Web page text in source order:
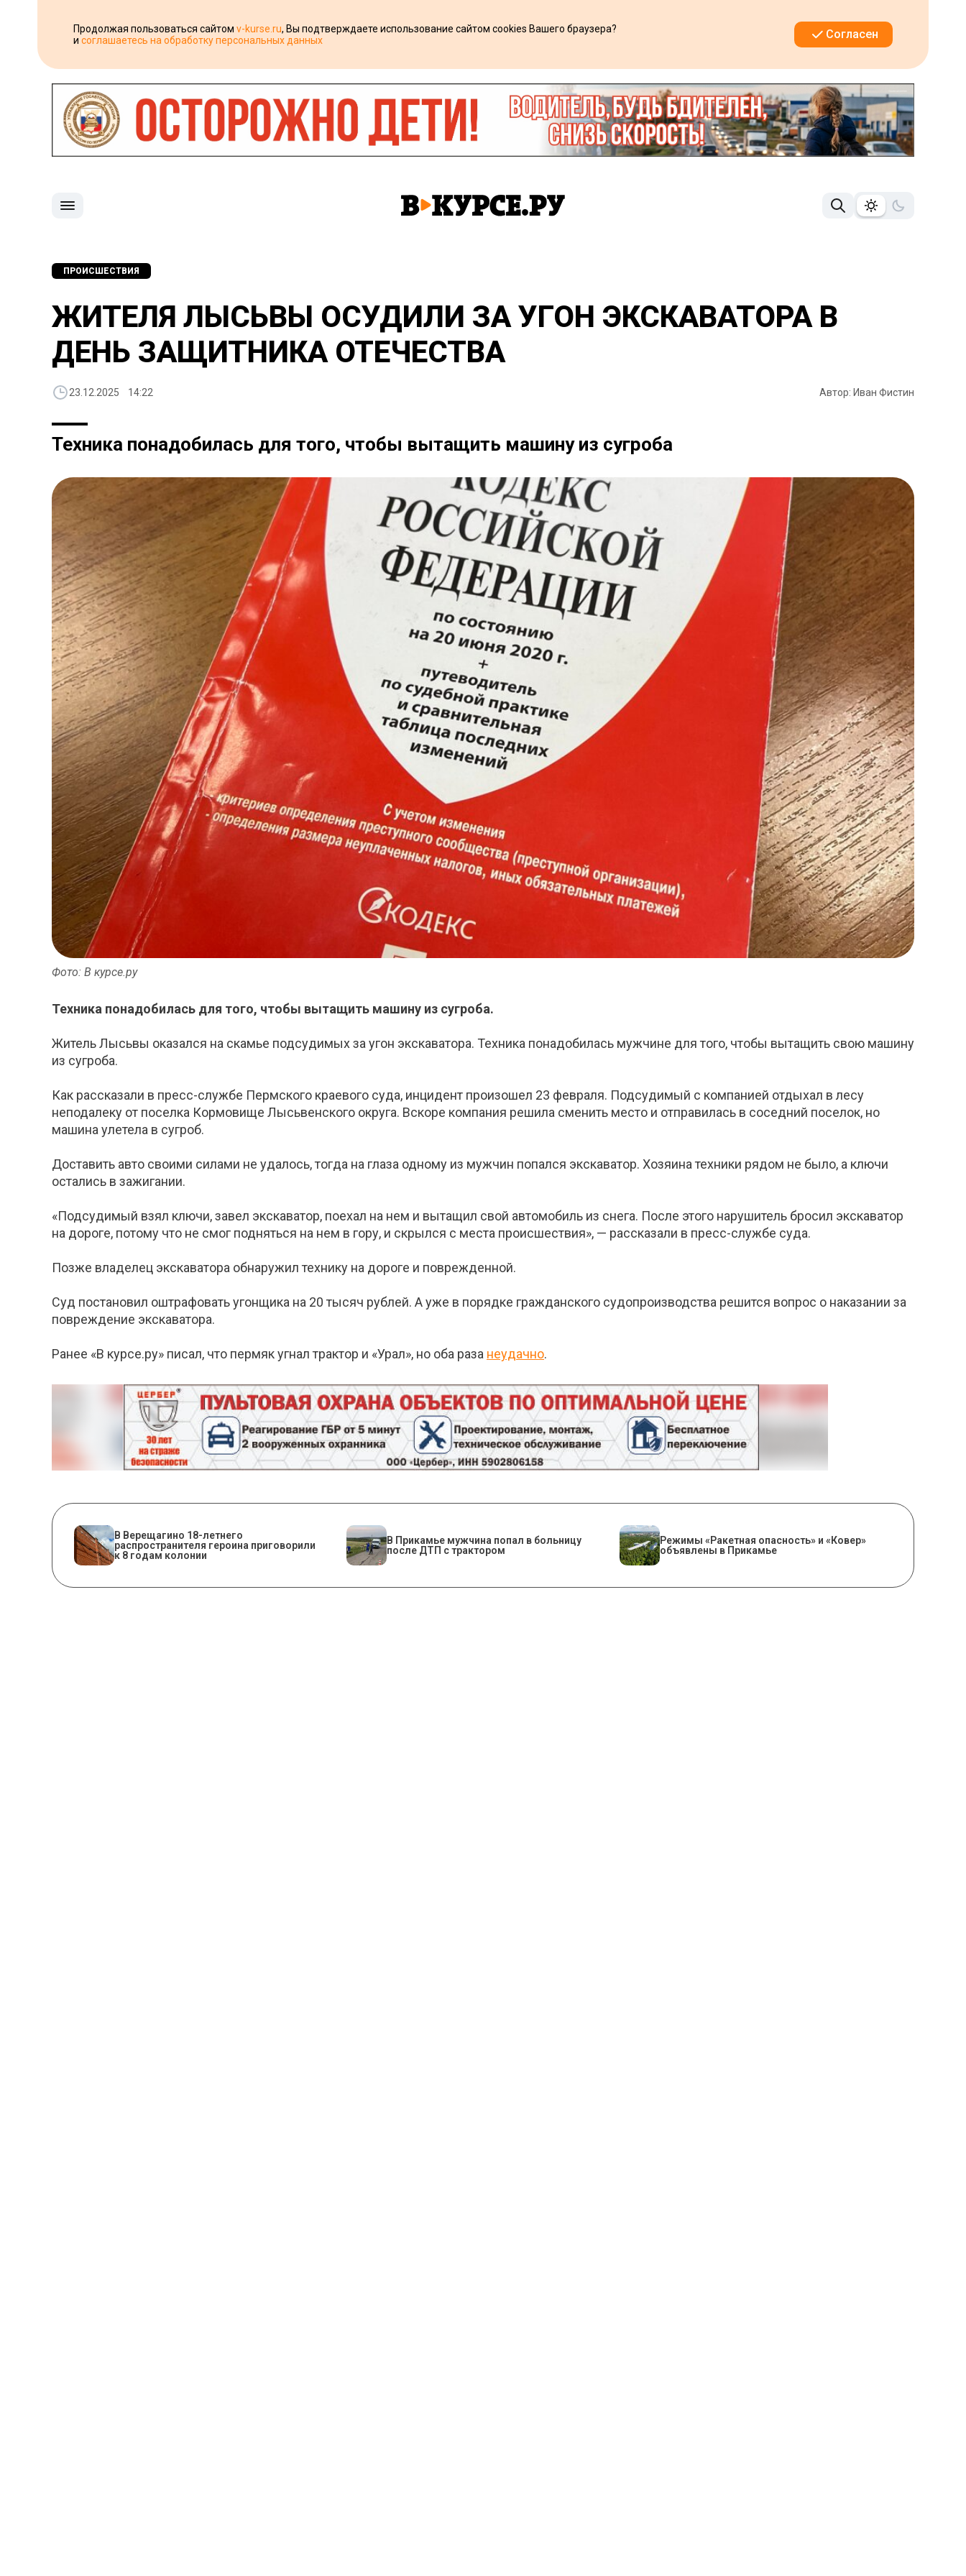
Продолжая пользоваться сайтом v-kurse.ru, Вы подтверждаете использование сайтом cookies Вашего браузера?
и соглашаетесь на обработку персональных данных Согласен
ПРОИСШЕСТВИЯ
ЖИТЕЛЯ ЛЫСЬВЫ ОСУДИЛИ ЗА УГОН ЭКСКАВАТОРА В
ДЕНЬ ЗАЩИТНИКА ОТЕЧЕСТВА
23.12.2025 14:22 Автор: Иван Фистин
Техника понадобилась для того, чтобы вытащить машину из сугроба
Фото: В курсе.ру
Техника понадобилась для того, чтобы вытащить машину из сугроба.
Житель Лысьвы оказался на скамье подсудимых за угон экскаватора. Техника понадобилась мужчине для того, чтобы вытащить свою машину
из сугроба.
Как рассказали в пресс-службе Пермского краевого суда, инцидент произошел 23 февраля. Подсудимый с компанией отдыхал в лесу
неподалеку от поселка Кормовище Лысьвенского округа. Вскоре компания решила сменить место и отправилась в соседний поселок, но
машина улетела в сугроб.
Доставить авто своими силами не удалось, тогда на глаза одному из мужчин попался экскаватор. Хозяина техники рядом не было, а ключи
остались в зажигании.
«Подсудимый взял ключи, завел экскаватор, поехал на нем и вытащил свой автомобиль из снега. После этого нарушитель бросил экскаватор
на дороге, потому что не смог подняться на нем в гору, и скрылся с места происшествия», — рассказали в пресс-службе суда.
Позже владелец экскаватора обнаружил технику на дороге и поврежденной.
Суд постановил оштрафовать угонщика на 20 тысяч рублей. А уже в порядке гражданского судопроизводства решится вопрос о наказании за
повреждение экскаватора.
Ранее «В курсе.ру» писал, что пермяк угнал трактор и «Урал», но оба раза неудачно.
В Верещагино 18-летнего
распространителя героина приговорили
к 8 годам колонии
В Прикамье мужчина попал в больницу
после ДТП с трактором
Режимы «Ракетная опасность» и «Ковер»
объявлены в Прикамье